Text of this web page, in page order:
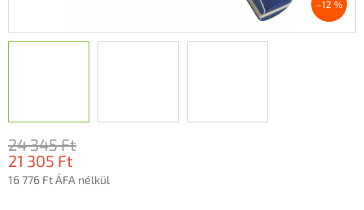
–12 %
24 345 Ft
21 305 Ft
16 776 Ft ÁFA nélkül